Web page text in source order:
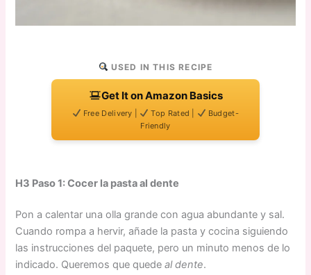
USED IN THIS RECIPE
Get It on Amazon Basics
Free Delivery | Top Rated |
Budget-
Friendly
H3 Paso 1: Cocer la pasta al dente
Pon a calentar una olla grande con agua abundante y sal.
Cuando rompa a hervir, añade la pasta y cocina siguiendo
las instrucciones del paquete, pero un minuto menos de lo
indicado. Queremos que quedeal dente.